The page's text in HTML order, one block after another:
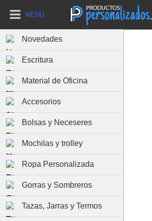
MENÚ
Novedades
Escritura
Material de Oficina
Accesorios
Bolsas y Neceseres
Mochilas y trolley
Ropa Personalizada
Gorras y Sombreros
Tazas, Jarras y Termos